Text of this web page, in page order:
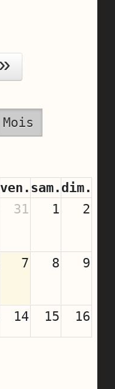
Mois
ven.sam.dim.
31 1 2
7 8 9
14 15 16